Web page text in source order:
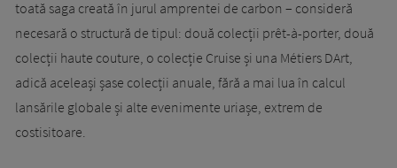
toată saga creată în jurul amprentei de carbon – consideră
necesară o structură de tipul: două colecții prêt-à-porter, două
colecții haute couture, o colecție Cruise și una Métiers DArt,
adică aceleași șase colecții anuale, fără a mai lua în calcul
lansările globale și alte evenimente uriașe, extrem de
costisitoare.